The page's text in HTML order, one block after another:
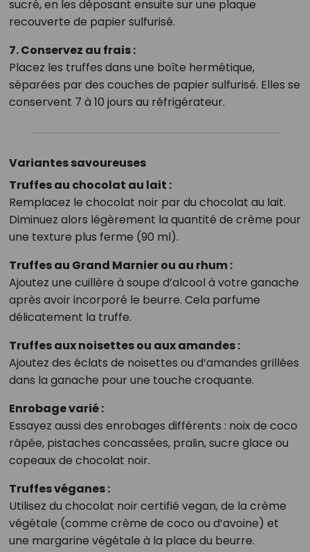
sucré, en les déposant ensuite sur une plaque
recouverte de papier sulfurisé.
7. Conservez au frais :
Placez les truffes dans une boîte hermétique,
séparées par des couches de papier sulfurisé. Elles se
conservent 7 à 10 jours au réfrigérateur.
Variantes savoureuses
Truffes au chocolat au lait :
Remplacez le chocolat noir par du chocolat au lait.
Diminuez alors légèrement la quantité de crème pour
une texture plus ferme (90 ml).
Truffes au Grand Marnier ou au rhum :
Ajoutez une cuillère à soupe d’alcool à votre ganache
après avoir incorporé le beurre. Cela parfume
délicatement la truffe.
Truffes aux noisettes ou aux amandes :
Ajoutez des éclats de noisettes ou d’amandes grillées
dans la ganache pour une touche croquante.
Enrobage varié :
Essayez aussi des enrobages différents : noix de coco
râpée, pistaches concassées, pralin, sucre glace ou
copeaux de chocolat noir.
Truffes véganes :
Utilisez du chocolat noir certifié vegan, de la crème
végétale (comme crème de coco ou d’avoine) et
une margarine végétale à la place du beurre.